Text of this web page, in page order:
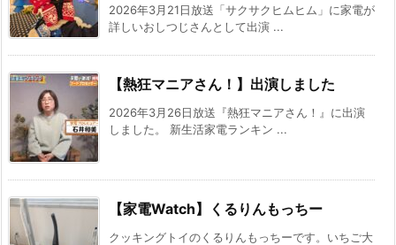
2026年3月21日放送「サクサクヒムヒム」に家電が
詳しいおしつじさんとして出演 ...
【熱狂マニアさん！】出演しました
2026年3月26日放送『熱狂マニアさん！』に出演
しました。 新生活家電ランキン ...
【家電Watch】くるりんもっちー
クッキングトイのくるりんもっちーです。いちご大